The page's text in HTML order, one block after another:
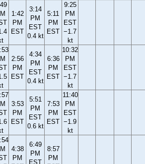
1:42
PM
EST
3:14
PM
EST
0.4 kt
5:11
PM
EST
9:25
PM
EST
−1.7
kt
2:56
PM
EST
4:34
PM
EST
0.4 kt
6:36
PM
EST
10:32
PM
EST
−1.7
kt
3:53
PM
EST
5:51
PM
EST
0.6 kt
7:53
PM
EST
11:40
PM
EST
−1.9
kt
4:38
PM
6:49
PM
EST
8:57
PM